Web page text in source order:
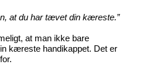
at du har tævet din kæreste.”
at man ikke bare
kæreste handikappet. Det er